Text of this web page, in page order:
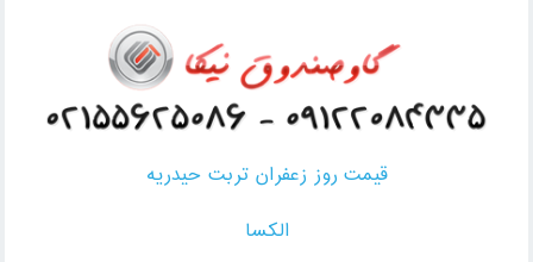
قیمت روز زعفران تربت حیدریه
الکسا